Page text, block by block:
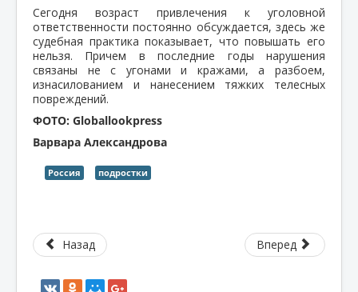
Сегодня возраст привлечения к уголовной
ответственности постоянно обсуждается, здесь же
судебная практика показывает, что повышать его
нельзя. Причем в последние годы нарушения
связаны не с угонами и кражами, а разбоем,
изнасилованием и нанесением тяжких телесных
повреждений.
ФОТО: Globallookpress
Варвара Александрова
Россия подростки
Назад Вперед